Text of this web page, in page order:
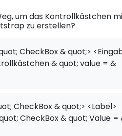
um das Kontrollkästchen
zu erstellen?
CheckBox & quot;>
& quot; value = &
CheckBox & quot;> <Label>
CheckBox & quot; Value =